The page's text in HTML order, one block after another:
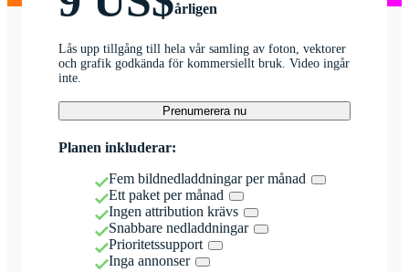
årligen
Lås upp tillgång till hela vår samling av foton, vektorer
och grafik godkända för kommersiellt bruk. Video ingår
inte.
Prenumerera nu
Planen inkluderar:
Fem bildnedladdningar per månad
Ett paket per månad
Ingen attribution krävs
Snabbare nedladdningar
Prioritetssupport
Inga annonser